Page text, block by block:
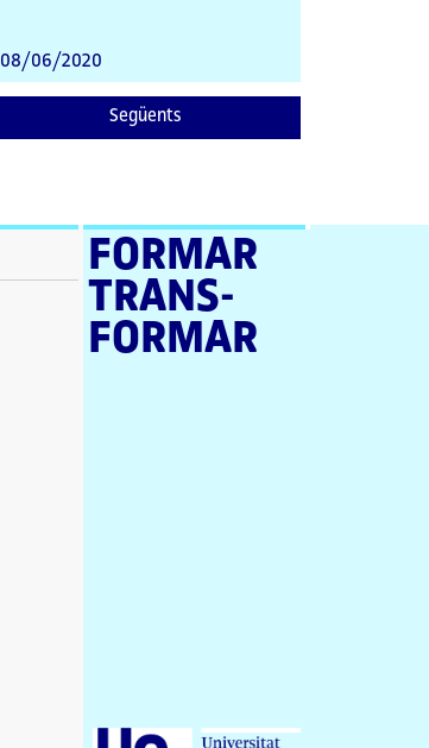
08/06/2020
Següents
FORMAR
TRANS­
FORMAR
U